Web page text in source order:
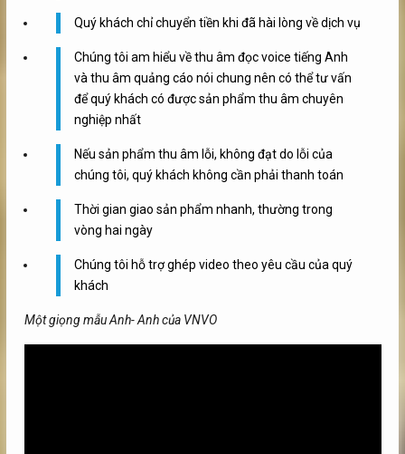
Quý khách chỉ chuyển tiền khi đã hài lòng về dịch vụ
Chúng tôi am hiểu về thu âm đọc voice tiếng Anh
và thu âm quảng cáo nói chung nên có thể tư vấn
để quý khách có được sản phẩm thu âm chuyên
nghiệp nhất
Nếu sản phẩm thu âm lỗi, không đạt do lỗi của
chúng tôi, quý khách không cần phải thanh toán
Thời gian giao sản phẩm nhanh, thường trong
vòng hai ngày
Chúng tôi hỗ trợ ghép video theo yêu cầu của quý
khách
Một giọng mẫu Anh- Anh của VNVO